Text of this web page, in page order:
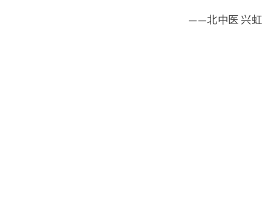
——北中医 兴虹